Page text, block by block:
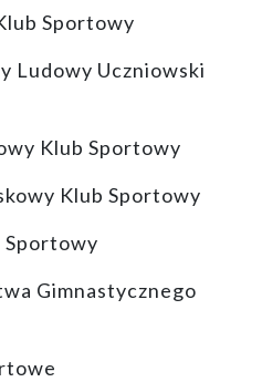
Sportowy
Ludowy Uczniowski
Klub Sportowy
Klub Sportowy
Sportowy
Gimnastycznego